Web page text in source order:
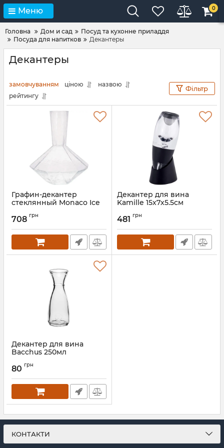
Меню 0
Головна Дом и сад
Посуд та кухонне приладдя
Посуда для напитков
Декантеры
Декантеры
замовчуванням ціною
назвою
рейтингу
Фільтр
Графин-декантер
стеклянный Monaco Ice
Артикул:
708 грн
Декантер для вина
Kamille 15х7х5.5см
подставкой
Артикул: KM-7798
481 грн
Декантер для вина
Bacchus 250мл
80 грн
КОНТАКТИ